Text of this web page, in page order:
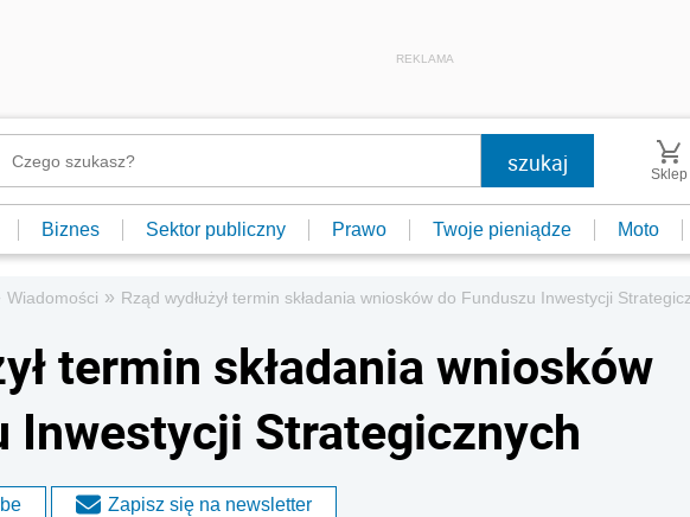
REKLAMA
Sklep
Biznes Sektor publiczny Prawo Twoje pieniądze Moto
Wiadomości » Rząd wydłużył termin składania wniosków do Funduszu Inwestycji
termin składania wniosków
Inwestycji Strategicznych
Zapisz się na newsletter